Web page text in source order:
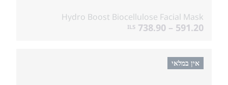
Hydro Boost Biocellulose Facial Mask
591.20 – 738.90
ILS
אין במלאי